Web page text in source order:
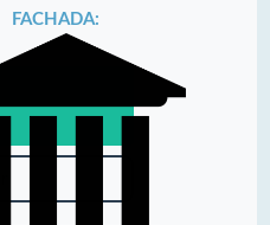
FACHADA: